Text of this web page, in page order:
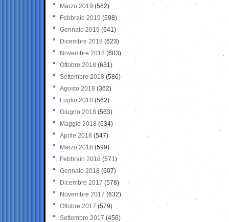
Marzo 2019 (562)
Febbraio 2019 (598)
Gennaio 2019 (641)
Dicembre 2018 (623)
Novembre 2018 (603)
Ottobre 2018 (631)
Settembre 2018 (586)
Agosto 2018 (362)
Luglio 2018 (562)
Giugno 2018 (563)
Maggio 2018 (634)
Aprile 2018 (547)
Marzo 2018 (599)
Febbraio 2018 (571)
Gennaio 2018 (607)
Dicembre 2017 (578)
Novembre 2017 (632)
Ottobre 2017 (579)
Settembre 2017 (456)